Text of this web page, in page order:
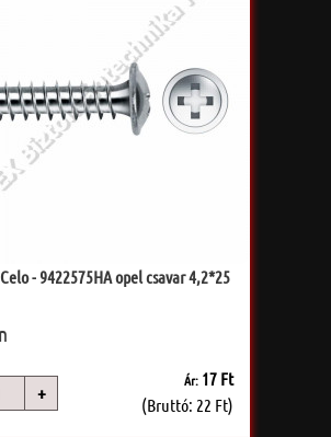
Celo - 9422575HA opel csavar 4,2*25
+
Ár: 17 Ft
(Bruttó: 22 Ft)